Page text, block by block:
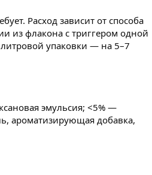
Расход зависит от способа
из флакона с триггером одной
упаковки — на 5–7
эмульсия; <5% —
ароматизирующая добавка,